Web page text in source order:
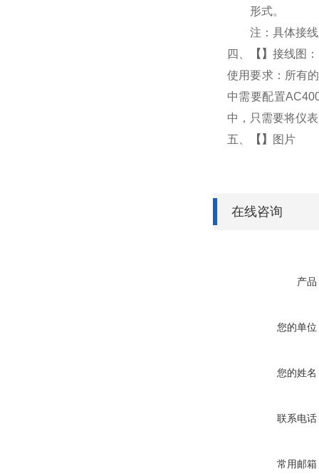
形式。
注：具体接
四、
【 】 接线图
使用要求：所有
中需要配置
中，只需要将仪
五、
【 】 图片
在线咨询
产品
您的单位
您的姓名
联系电话
常用邮箱